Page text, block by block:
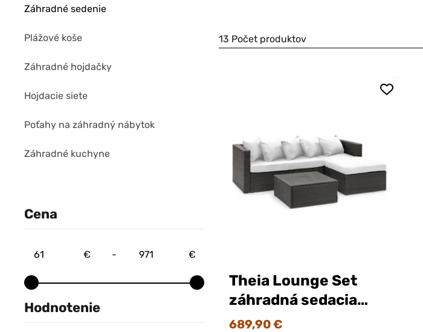
Záhradné sedenie
Plážové koše
Záhradné hojdačky
Hojdacie siete
Poťahy na záhradný nábytok
Záhradné kuchyne
Cena
€ - €
Hodnotenie
13 Počet produktov
Theia Lounge Set
záhradná sedacia
súprava z polyratanu
689,90 €